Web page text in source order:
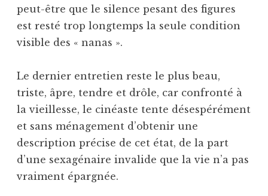
peut-être que le silence pesant des figures
est resté trop longtemps la seule condition
visible des « nanas ».
Le dernier entretien reste le plus beau,
triste, âpre, tendre et drôle, car confronté à
la vieillesse, le cinéaste tente désespérément
et sans ménagement d’obtenir une
description précise de cet état, de la part
d’une sexagénaire invalide que la vie n’a pas
vraiment épargnée.